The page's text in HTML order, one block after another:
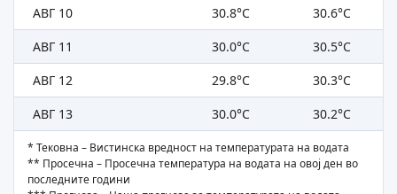
АВГ 10
30.8°C
30.6°C
АВГ 11
30.0°C
30.5°C
АВГ 12
29.8°C
30.3°C
АВГ 13
30.0°C 30.2°C
* Тековна – Вистинска вредност на температурата на водата
** Просечна – Просечна температура на водата на овој ден во
последните години